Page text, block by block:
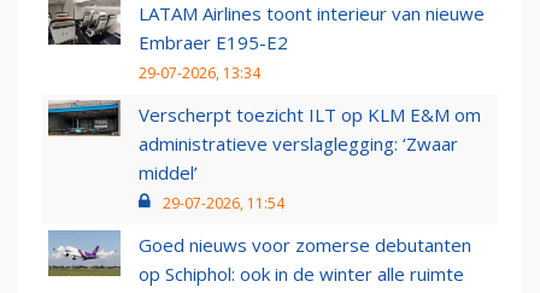
LATAM Airlines toont interieur van nieuwe
Embraer E195-E2
29-07-2026, 13:34
Verscherpt toezicht ILT op KLM E&M om
administratieve verslaglegging: ‘Zwaar
middel’
29-07-2026, 11:54
Goed nieuws voor zomerse debutanten
op Schiphol: ook in de winter alle ruimte